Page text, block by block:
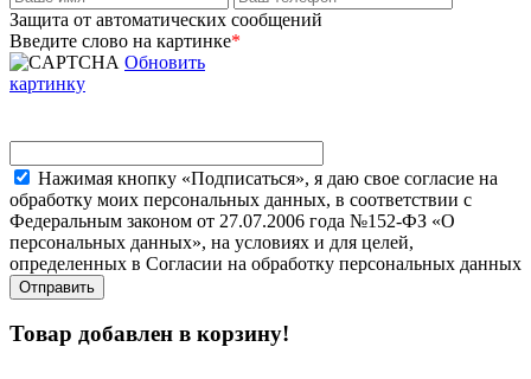
Защита от автоматических сообщений
Введите слово на картинке*
Обновить
картинку
Нажимая кнопку «Подписаться», я даю свое согласие на
обработку моих персональных данных, в соответствии с
Федеральным законом от 27.07.2006 года №152-ФЗ «О
персональных данных», на условиях и для целей,
определенных в Согласии на обработку персональных данных
Товар добавлен в корзину!